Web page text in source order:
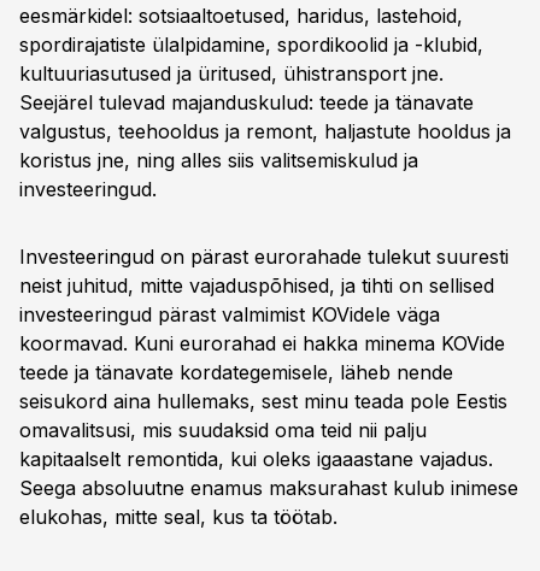
eesmärkidel: sotsiaaltoetused, haridus, lastehoid,
spordirajatiste ülalpidamine, spordikoolid ja -klubid,
kultuuriasutused ja üritused, ühistransport jne.
Seejärel tulevad majanduskulud: teede ja tänavate
valgustus, teehooldus ja remont, haljastute hooldus ja
koristus jne, ning alles siis valitsemiskulud ja
investeeringud.
Investeeringud on pärast eurorahade tulekut suuresti
neist juhitud, mitte vajaduspõhised, ja tihti on sellised
investeeringud pärast valmimist KOVidele väga
koormavad. Kuni eurorahad ei hakka minema KOVide
teede ja tänavate kordategemisele, läheb nende
seisukord aina hullemaks, sest minu teada pole Eestis
omavalitsusi, mis suudaksid oma teid nii palju
kapitaalselt remontida, kui oleks igaaastane vajadus.
Seega absoluutne enamus maksurahast kulub inimese
elukohas, mitte seal, kus ta töötab.